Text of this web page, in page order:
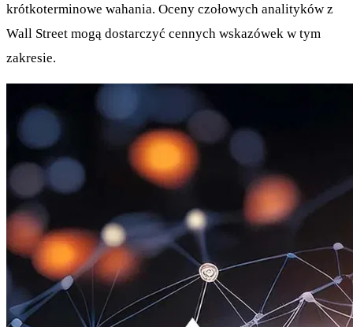
krótkoterminowe wahania. Oceny czołowych analityków z
Wall Street mogą dostarczyć cennych wskazówek w tym
zakresie.